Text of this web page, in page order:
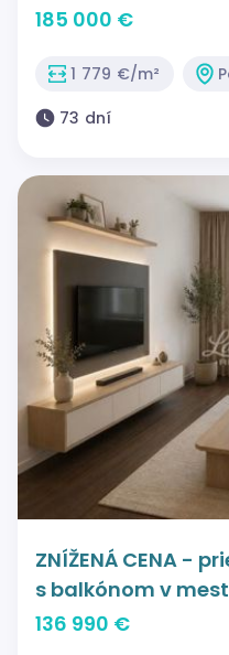
185 000 €
1 779 €/m²
73 dní
ZNÍŽENÁ CENA -
s balkónom v
136 990 €